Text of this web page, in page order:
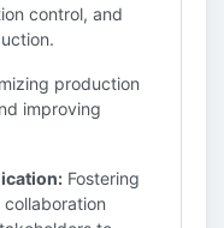
control, and
production
improving
Fostering